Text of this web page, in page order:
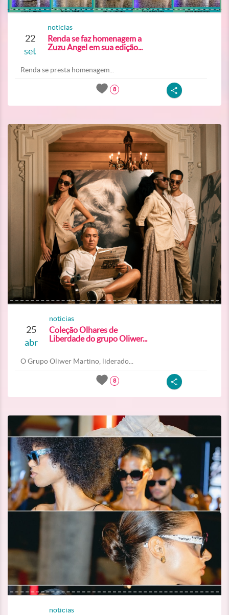
22
set
noticias
Renda se faz homenagem a
Zuzu Angel em sua edição...
Renda se presta homenagem...
8
25
abr
noticias
Coleção Olhares de
Liberdade do grupo Oliwer...
O Grupo Oliwer Martino, liderado...
8
noticias